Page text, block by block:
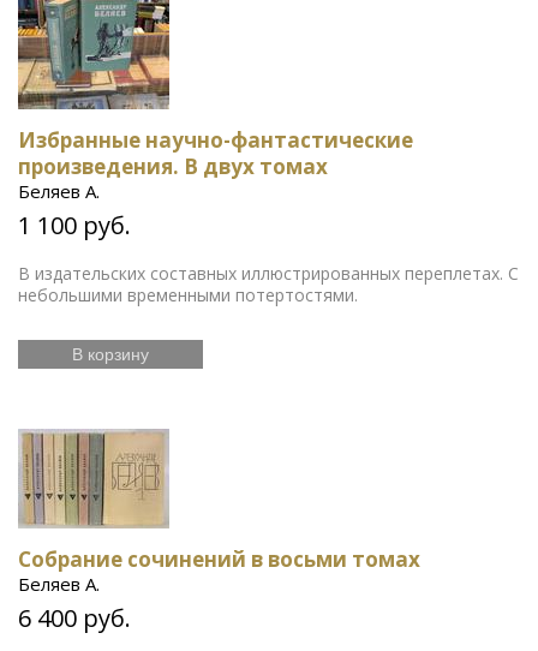
Избранные научно-фантастические
произведения. В двух томах
Беляев А.
1 100 руб.
В издательских составных иллюстрированных переплетах. С
небольшими временными потертостями.
В корзину
Собрание сочинений в восьми томах
Беляев А.
6 400 руб.